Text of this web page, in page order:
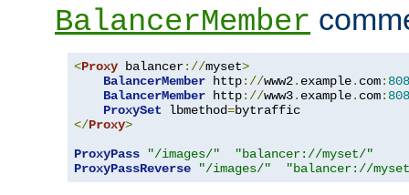
BalancerMember
<Proxy balancer://myset>
BalancerMember http://www2. example. com:
BalancerMember http://www3. example. com:
ProxySet lbmethod=
</Proxy>
ProxyPass
"/images/"
"balancer://myset/"
ProxyPassReverse
"/images/" "balancer://